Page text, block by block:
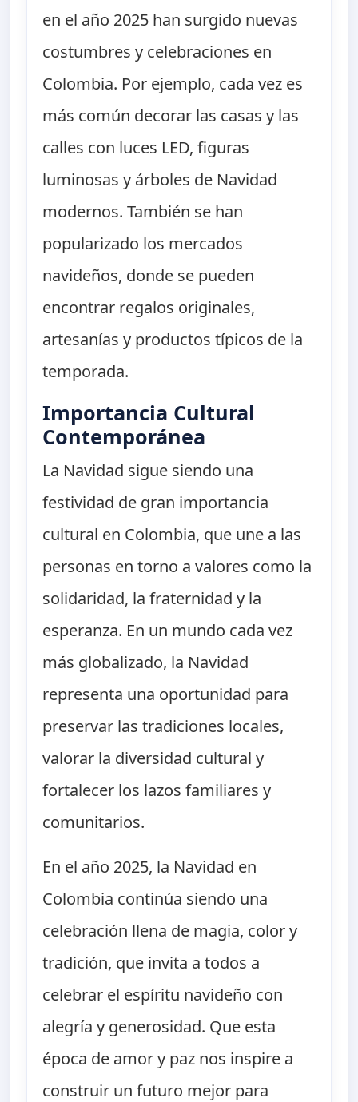
en el año 2025 han surgido nuevas
costumbres y celebraciones en
Colombia. Por ejemplo, cada vez es
más común decorar las casas y las
calles con luces LED, figuras
luminosas y árboles de Navidad
modernos. También se han
popularizado los mercados
navideños, donde se pueden
encontrar regalos originales,
artesanías y productos típicos de la
temporada.
Importancia Cultural
Contemporánea
La Navidad sigue siendo una
festividad de gran importancia
cultural en Colombia, que une a las
personas en torno a valores como la
solidaridad, la fraternidad y la
esperanza. En un mundo cada vez
más globalizado, la Navidad
representa una oportunidad para
preservar las tradiciones locales,
valorar la diversidad cultural y
fortalecer los lazos familiares y
comunitarios.
En el año 2025, la Navidad en
Colombia continúa siendo una
celebración llena de magia, color y
tradición, que invita a todos a
celebrar el espíritu navideño con
alegría y generosidad. Que esta
época de amor y paz nos inspire a
construir un futuro mejor para